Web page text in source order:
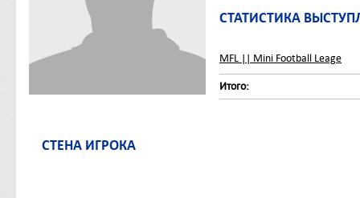
СТАТИСТИКА
MFL || Mini Football Leage
Итого:
СТЕНА ИГРОКА